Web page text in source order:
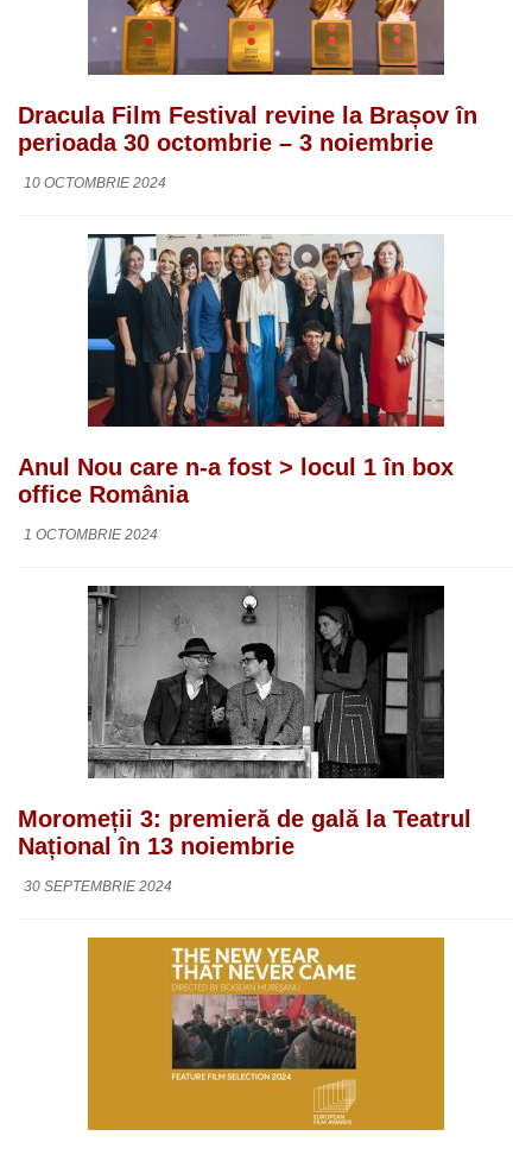
Dracula Film Festival revine la Brașov în
perioada 30 octombrie – 3 noiembrie
10 OCTOMBRIE 2024
Anul Nou care n-a fost > locul 1 în box
office România
1 OCTOMBRIE 2024
Moromeții 3: premieră de gală la Teatrul
Național în 13 noiembrie
30 SEPTEMBRIE 2024